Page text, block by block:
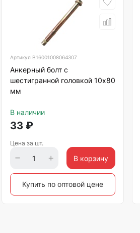
Артикул B16001008064307
Анкерный болт с
шестигранной головкой 10х80
мм
В наличии
33 ₽
Цена за шт.
В корзину
Купить по оптовой цене